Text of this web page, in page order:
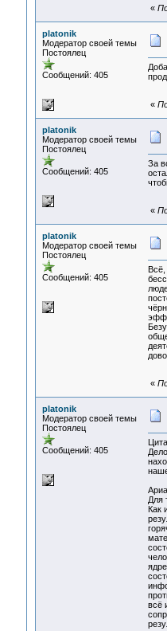
«
platonik
Модератор своей темы
Постоялец
Сообщений: 405
«
platonik
Модератор своей темы
Постоялец
Сообщений: 405
За
«
platonik
Модератор своей темы
Постоялец
Сообщений: 405
«
platonik
Модератор своей темы
Постоялец
Сообщений: 405
Для
Как
всё